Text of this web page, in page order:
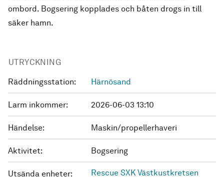
ombord. Bogsering kopplades och båten drogs in till
säker hamn.
UTRYCKNING
Räddningsstation: Härnösand
Larm inkommer: 2026-06-03 13:10
Händelse: Maskin/propellerhaveri
Aktivitet: Bogsering
Utsända enheter: Rescue SXK Västkustkretsen